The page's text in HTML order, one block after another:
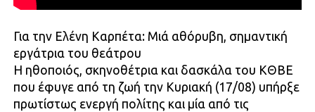
Για την Ελένη Καρπέτα: Μιά αθόρυβη, σημαντική
εργάτρια του θεάτρου
Η ηθοποιός, σκηνοθέτρια και δασκάλα του ΚΘΒΕ
που έφυγε από τη ζωή την Κυριακή (17/08) υπήρξε
πρωτίστως ενεργή πολίτης και μία από τις